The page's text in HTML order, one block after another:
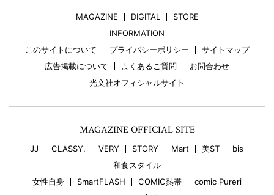
MAGAZINE DIGITAL
STORE
INFORMATION
このサイトについて
プライバシーポリシー
サイトマップ
広告掲載について
よくあるご質問
お問合わせ
光文社オフィシャルサイト
MAGAZINE OFFICIAL SITE
JJ CLASSY. VERY STORY Mart 美ST
bis
和食スタイル
女性自身
SmartFLASH COMIC熱帯
comic Pureri